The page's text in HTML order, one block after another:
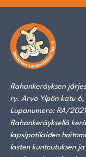
Rahankeräyksen
ry. Arvo Ylpön katu 6,
Lupanumero: RA/
Rahankeräyksellä
lapsipotilaiden
lasten kuntoutuksen